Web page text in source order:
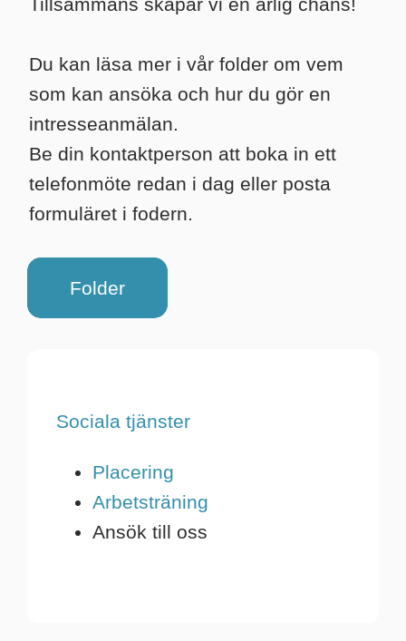
Tillsammans skapar vi en ärlig chans!
Du kan läsa mer i vår folder om vem
som kan ansöka och hur du gör en
intresseanmälan.
Be din kontaktperson att boka in ett
telefonmöte redan i dag eller posta
formuläret i fodern.
Folder
Sociala tjänster
Placering
Arbetsträning
Ansök till oss